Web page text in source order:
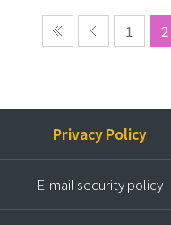
1 2
Privacy Policy
E-mail security policy